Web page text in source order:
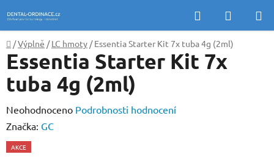
na
obsah
Hledat
KOŠÍK
Domů
/Výplně / LC hmoty / Essentia Starter Kit 7x tuba 4g (2ml)
Essentia Starter Kit 7x
tuba 4g (2ml)
Průměrné
hodnocení
produktu
Neohodnoceno Podrobnosti hodnocení
Značka: GC
AKCE